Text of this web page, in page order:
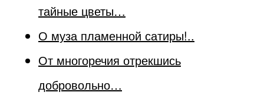
тайные цветы…
О муза пламенной сатиры!..
От многоречия отрекшись
добровольно…